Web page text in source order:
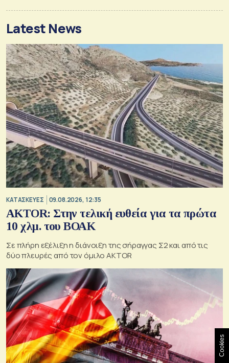
Latest News
ΚΑΤΑΣΚΕΥΕΣ 09.08.2026, 12:35
AKTOR: Στην τελική ευθεία για τα πρώτα
10 χλμ. του ΒΟΑΚ
Σε πλήρη εξέλιξη η διάνοιξη της σήραγγας Σ2 και από τις
δύο πλευρές από τον όμιλο AKTOR
Cookies